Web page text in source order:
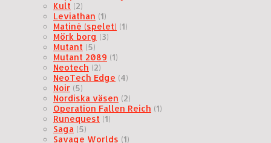
Kult (2)
Leviathan (1)
Matiné (spelet) (1)
Mörk borg (3)
Mutant (5)
Mutant 2089 (1)
Neotech (2)
NeoTech Edge (4)
Noir (5)
Nordiska väsen (2)
Operation Fallen Reich (1)
Runequest (1)
Saga (5)
Savage Worlds (1)